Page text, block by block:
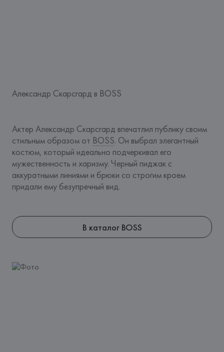
Александр Скарсгард в BOSS
Актер Александр Скарсгард впечатлил публику своим
стильным образом от BOSS. Он выбрал элегантный
костюм, который идеально подчеркивал его
мужественность и харизму. Черный пиджак с
аккуратными линиями и брюки со строгим кроем
придали ему безупречный вид.
В каталог BOSS